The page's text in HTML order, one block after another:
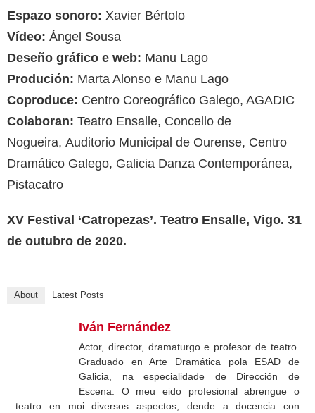
Espazo sonoro: Xavier Bértolo
Vídeo: Ángel Sousa
Deseño gráfico e web: Manu Lago
Produción: Marta Alonso e Manu Lago
Coproduce: Centro Coreográfico Galego, AGADIC
Colaboran: Teatro Ensalle, Concello de
Nogueira, Auditorio Municipal de Ourense, Centro
Dramático Galego, Galicia Danza Contemporánea,
Pistacatro
XV Festival ‘Catropezas’. Teatro Ensalle, Vigo. 31
de outubro de 2020.
About Latest Posts
Iván Fernández
Actor, director, dramaturgo e profesor de teatro.
Graduado en Arte Dramática pola ESAD de
Galicia, na especialidade de Dirección de
Escena. O meu eido profesional abrengue o
teatro en moi diversos aspectos, dende a docencia con